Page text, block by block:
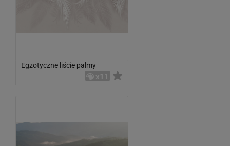
Egzotyczne liście palmy
x11